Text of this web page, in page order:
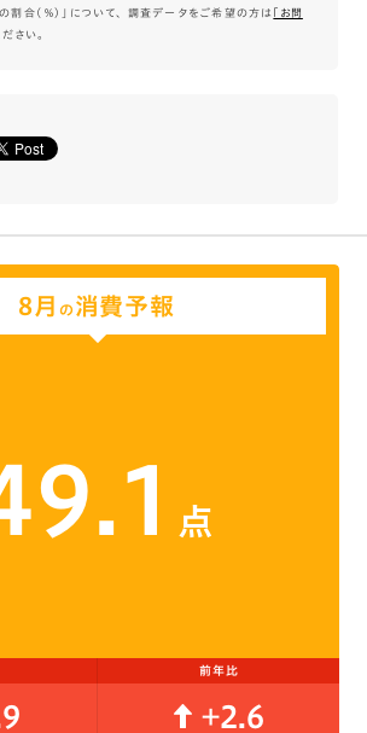
割合（％）」について、 調査データをご希望の方は ｢お問
さい。
8月 の消費予報
点
前年比
+2.6